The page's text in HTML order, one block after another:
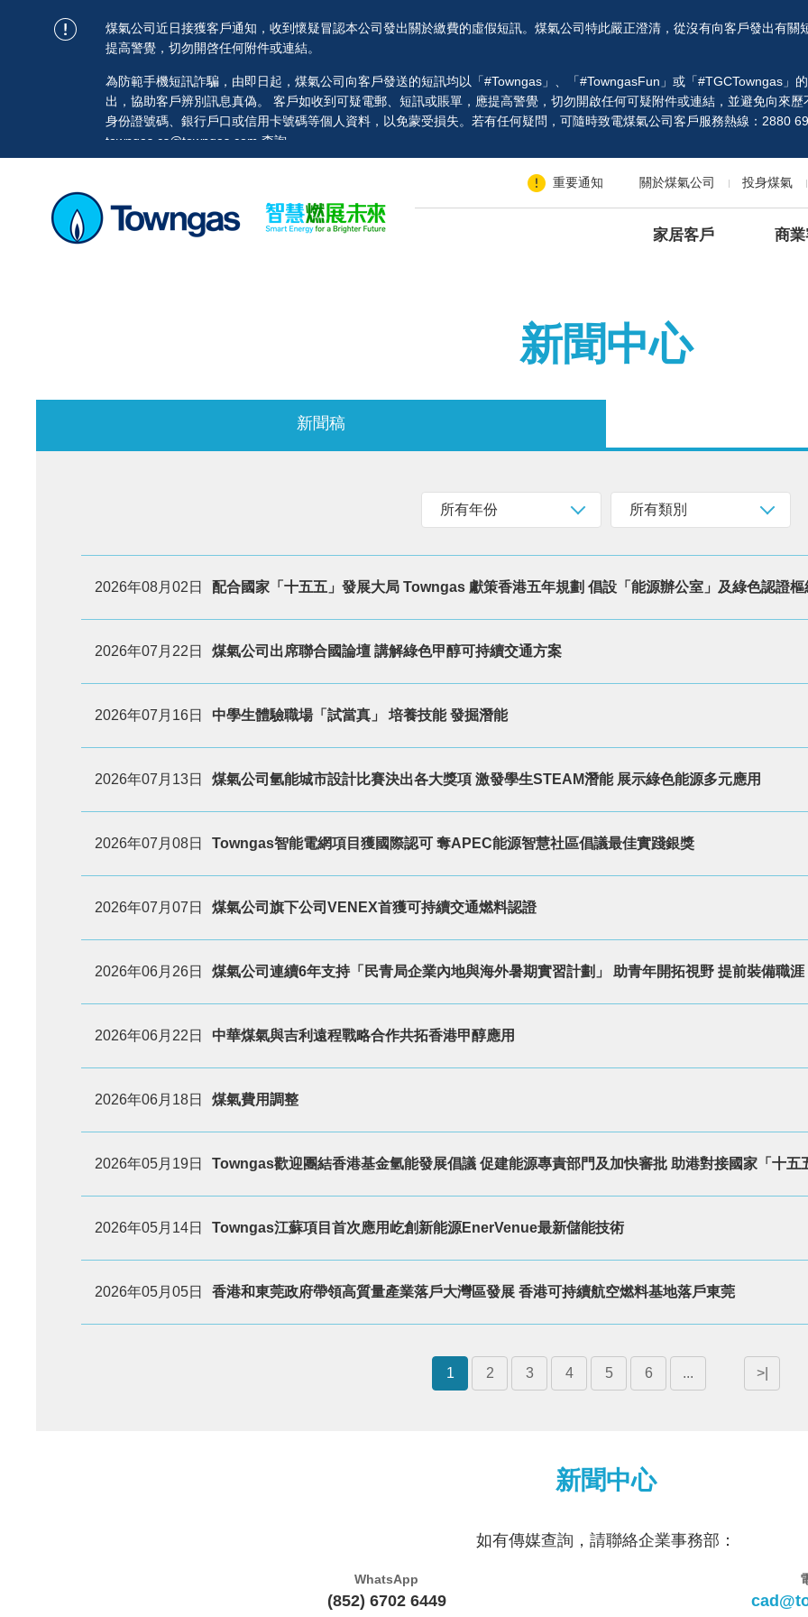
煤氣公司近日接獲客戶通知，收到懷疑冒認本公司發出關於繳費的虛假短訊。煤氣公司特此嚴正澄清，從沒有向客戶發出有關
提高警覺，切勿開啓任何附件或連結。
為防範手機短訊詐騙，由即日起，煤氣公司向客戶發送的短訊均以「#Towngas」、「#TowngasFun」或「#TGCTowngas」
出，協助客戶辨別訊息真偽。 客戶如收到可疑電郵、短訊或賬單，應提高警覺，切勿開啟任何可疑附件或連結，並避免向來
身份證號碼、銀行戶口或信用卡號碼等個人資料，以免蒙受損失。若有任何疑問，可隨時致電煤氣公司客戶服務熱線：2880
towngas.cs@towngas.com 查詢。
重要通知 關於煤氣公司 投身煤氣
家居客戶 商
新聞中心
新聞稿
所有年份 所有類別
2026年08月02日 配合國家「十五五」發展大局 Towngas 獻策香港五年規劃 倡設「能源辦公室」及綠色認證樞
2026年07月22日 煤氣公司出席聯合國論壇 講解綠色甲醇可持續交通方案
2026年07月16日 中學生體驗職場「試當真」 培養技能 發掘潛能
2026年07月13日 煤氣公司氫能城市設計比賽決出各大獎項 激發學生STEAM潛能 展示綠色能源多元應用
2026年07月08日 Towngas智能電網項目獲國際認可 奪APEC能源智慧社區倡議最佳實踐銀獎
2026年07月07日 煤氣公司旗下公司VENEX首獲可持續交通燃料認證
2026年06月26日 煤氣公司連續6年支持「民青局企業內地與海外暑期實習計劃」 助青年開拓視野 提前裝備職涯
2026年06月22日 中華煤氣與吉利遠程戰略合作共拓香港甲醇應用
2026年06月18日 煤氣費用調整
2026年05月19日 Towngas歡迎團結香港基金氫能發展倡議 促建能源專責部門及加快審批 助港對接國家「十五
2026年05月14日 Towngas江蘇項目首次應用屹創新能源EnerVenue最新儲能技術
2026年05月05日 香港和東莞政府帶領高質量產業落戶大灣區發展 香港可持續航空燃料基地落戶東莞
1 2 3 4 5 6 ... >|
新聞中心
如有傳媒查詢，請聯絡企業事務部：
WhatsApp
(852) 6702 6449